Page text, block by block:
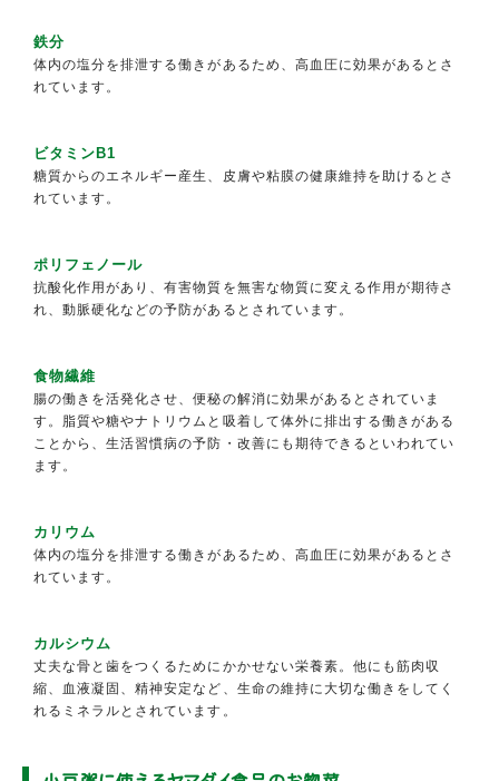
鉄分
体内の塩分を排泄する働きがあるため、高血圧に効果があるとさ
れています。
ビタミンB1
糖質からのエネルギー産生、皮膚や粘膜の健康維持を助けるとさ
れています。
ポリフェノール
抗酸化作用があり、有害物質を無害な物質に変える作用が期待さ
れ、動脈硬化などの予防があるとされています。
食物繊維
腸の働きを活発化させ、便秘の解消に効果があるとされていま
す。脂質や糖やナトリウムと吸着して体外に排出する働きがある
ことから、生活習慣病の予防・改善にも期待できるといわれてい
ます。
カリウム
体内の塩分を排泄する働きがあるため、高血圧に効果があるとさ
れています。
カルシウム
丈夫な骨と歯をつくるためにかかせない栄養素。他にも筋肉収
縮、血液凝固、精神安定など、生命の維持に大切な働きをしてく
れるミネラルとされています。